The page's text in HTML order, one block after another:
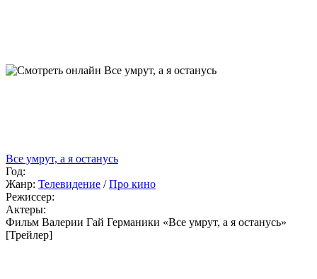
Все умрут, а я останусь
Год:
Жанр: Телевидение /Про кино
Режиссер:
Актеры:
Фильм Валерии Гай Германики «Все умрут, а я останусь»
[Трейлер]